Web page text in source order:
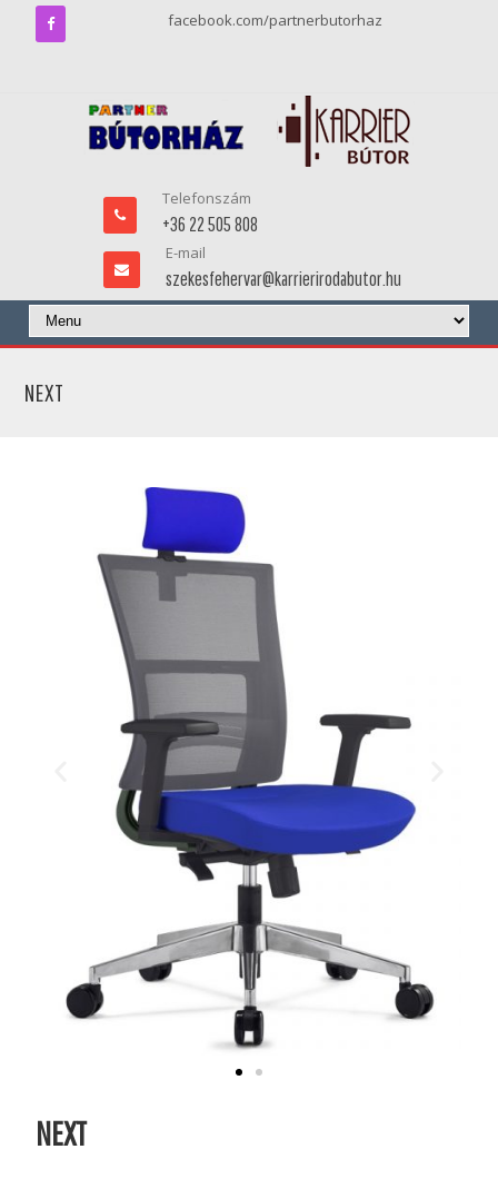
facebook.com/partnerbutorhaz
Telefonszám
+36 22 505 808
E-mail
szekesfehervar@karrierirodabutor.hu
NEXT
NEXT